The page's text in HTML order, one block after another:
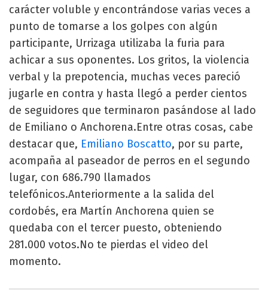
carácter voluble y encontrándose varias veces a
punto de tomarse a los golpes con algún
participante, Urrizaga utilizaba la furia para
achicar a sus oponentes. Los gritos, la violencia
verbal y la prepotencia, muchas veces pareció
jugarle en contra y hasta llegó a perder cientos
de seguidores que terminaron pasándose al lado
de Emiliano o Anchorena.Entre otras cosas, cabe
destacar que, Emiliano Boscatto, por su parte,
acompaña al paseador de perros en el segundo
lugar, con 686.790 llamados
telefónicos.Anteriormente a la salida del
cordobés, era Martín Anchorena quien se
quedaba con el tercer puesto, obteniendo
281.000 votos.No te pierdas el video del
momento.